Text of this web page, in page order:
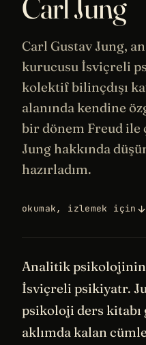
Carl Jung
Carl Gustav Jung,
kurucusu İsviçreli
kolektifbilinçdışı
alanında kendine
bir dönem Freud ile
Jung hakkında
hazırladım.
okumak, izlemek için
Analitik
İsviçreli psikiyatr.
psikoloji ders kitabı
aklımda kalan